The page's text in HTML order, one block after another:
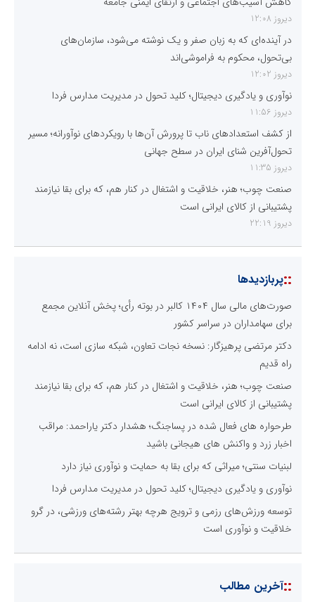
دیروز 12:08
در آینده‌ای که به زبان صفر و یک نوشته می‌شود، سازمان‌های
بی‌تحول، محکوم به فراموشی‌اند
دیروز 12:02
نوآوری و یادگیری دیجیتال؛ کلید تحول در مدیریت مدارس فردا
دیروز 11:56
از کشف استعدادهای ناب تا پرورش آن‌ها با رویکردهای نوآورانه؛ مسیر
تحول‌آفرین شنای ایران در سطح جهانی
دیروز 11:35
صنعت چوب؛ هنر، خلاقیت و اشتغال در کنار هم، که برای بقا نیازمند
پشتیبانی از کالای ایرانی است
دیروز 22:19
::پربازدیدها
صورت‌های مالی سال ۱۴۰۴ کالبر در بوته رأی؛ پخش آنلاین مجمع
برای سهامداران در سراسر کشور
دکتر مرتضی پرهیزگار: نسخه نجات تعاون، شبکه سازی است، نه ادامه
راه قدیم
صنعت چوب؛ هنر، خلاقیت و اشتغال در کنار هم، که برای بقا نیازمند
پشتیبانی از کالای ایرانی است
طرحواره های فعال شده در پساجنگ؛ هشدار دکتر یاراحمد: مراقب
اخبار زرد و واکنش های هیجانی باشید
لبنیات سنتی؛ میراثی که برای بقا به حمایت و نوآوری نیاز دارد
نوآوری و یادگیری دیجیتال؛ کلید تحول در مدیریت مدارس فردا
توسعه ورزش‌های رزمی و ترویج هرچه بهتر رشته‌های ورزشی، در گرو
خلاقیت و نوآوری است
::آخرین مطالب